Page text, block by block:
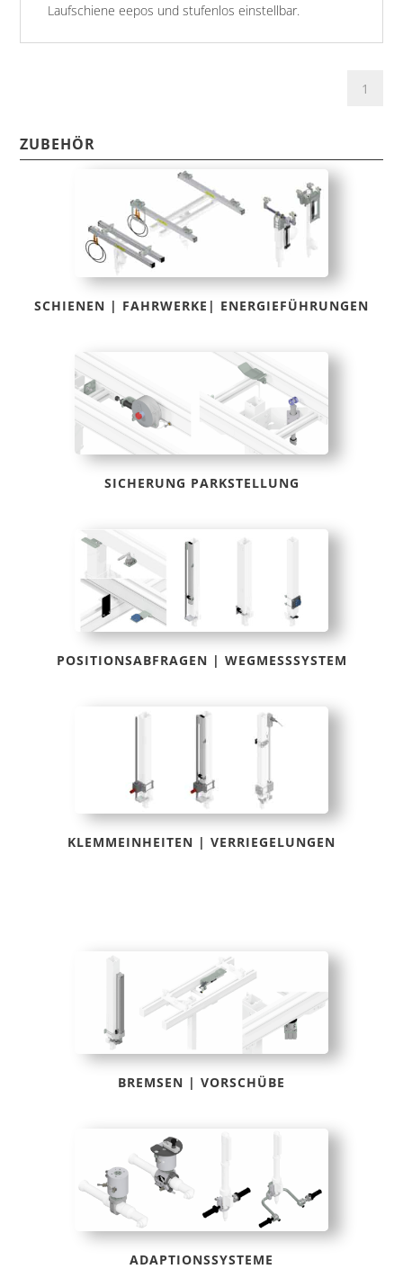
Laufschiene eepos und stufenlos einstellbar.
ZUBEHÖR
SCHIENEN | FAHRWERKE| ENERGIEFÜHRUNGEN
SICHERUNG PARKSTELLUNG
POSITIONSABFRAGEN | WEGMESSSYSTEM
KLEMMEINHEITEN | VERRIEGELUNGEN
BREMSEN | VORSCHÜBE
ADAPTIONSSYSTEME